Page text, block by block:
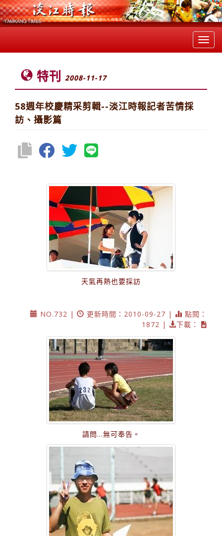
特刊 2008-11-17
58週年校慶精采剪輯--淡江時報記者苦情採
訪、攝影篇
天氣再熱也要採訪
NO.732 | 更新時間：2010-09-27 |
點閱：
1872 |
下載：
請問...無可奉告。